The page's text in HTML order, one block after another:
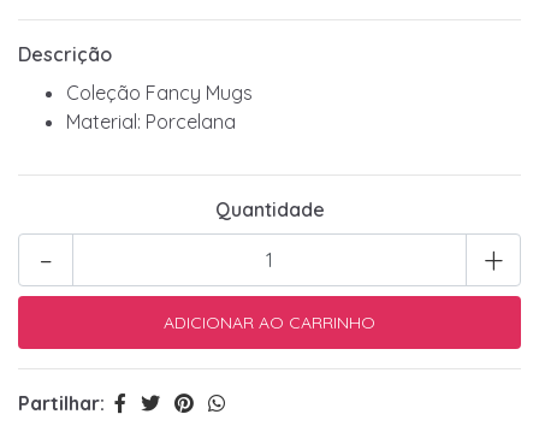
Descrição
Coleção Fancy Mugs
Material: Porcelana
Quantidade
+
-
Partilhar: